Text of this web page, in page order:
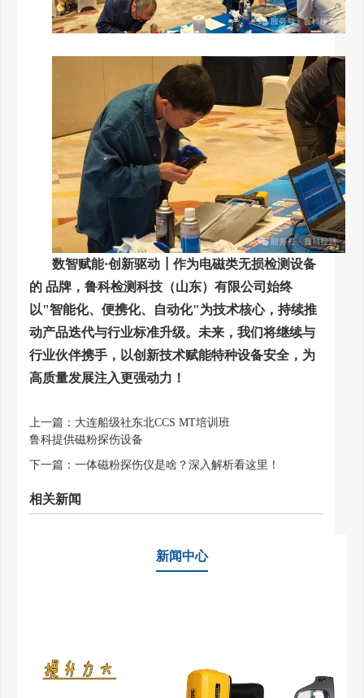
数智赋能·创新驱动┃作为电磁类无损检测设备
的 品牌，鲁科检测科技（山东）有限公司始终
以"智能化、便携化、自动化"为技术核心，持续推
动产品迭代与行业标准升级。未来，我们将继续与
行业伙伴携手，以创新技术赋能特种设备安全，为
高质量发展注入更强动力！
上一篇： 大连船级社东北CCS MT培训班
鲁科提供磁粉探伤设备
下一篇： 一体磁粉探伤仪是啥？深入解析看这里！
相关新闻
新闻中心